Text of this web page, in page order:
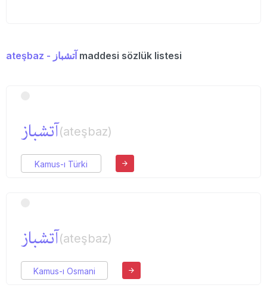
ateşbaz - آتشباز maddesi sözlük listesi
آتشباز(ateşbaz)
Kamus-ı Türki
آتشباز(ateşbaz)
Kamus-ı Osmani